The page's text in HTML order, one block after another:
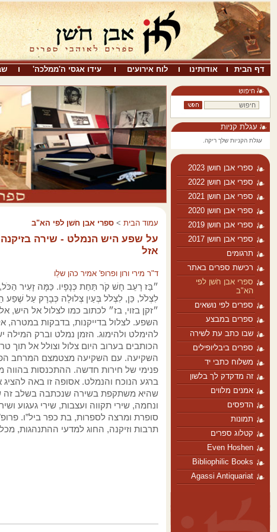
דף הבית אודותינו לוח אירועים עידו אגסי ה'ממלכה'
עגלת קניות
עגלת הקניות שלך ריקה.
ספרי אבן חושן 2023
ספרי אבן חושן 2022
ספרי אבן חושן 2021
ספרי אבן חושן 2020
ספרי אבן חושן 2019
ספרי אבן חושן 2017
תרגומים
רכישת ספרים באתר
ספרי אבן חֹשן לפי
הא"ב
ספרים לפי נושאים
ספרים במבצע
שבו כתב עת לשירה
ספרים ביבליופילים
משלוח כתבי יד
זה מדקדק לך בלשון
אמנים מלווים
הדפסים
תמונות
קטלוג ספרים
Even Hoshen
Bibliophilic Books
Agassi Antiquariat
עמוד הבית > ספרי אבן חֹשן לפי הא"ב
על שפע היש הנמלט - שירה בזיקנה,
אזל
ד"ר מירי ורון ופרופ' אמיר כהן שלֵו
״בַּז רָעֵב חָשׁ קֹר תַּחַת כְּנָפָיו. כַּמָּה זָעִיר
לִצְלֹל, כֵּן, לִצְלֹל בְּעַיִן צְלוּלָה כְּבָרָק עַל שֶׁפַע
״זקן בזוי, בז״ לכתוב כמו לצלול אל היש,
השפע. לצלול בדייקנות, בדבקות במטרה,
להימלט ולהימוג. הזמן נמלט וברק המילה
הכותבים בערוב היום צלול וצולל אל תוך
השקיעה. עם השקיעה מצטמצם המרחב
פנימי של חירות חדשה. ההתכנסות בהווה
ברגע הנוכח והנמלט. אסופה זו באה להציג
שהיא משתקפת בשירה שנכתבה בשלב זה
ונחמה, שירי תקווה ועצבות, שירי געגוע
סופרת ומרצה לספרות, בת כפר ביל”ו.
תרבות וזיקנה, החוג למדעי ההתנהגות,